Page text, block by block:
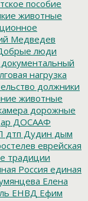
пособие
животные
Медведев
люди
документальный
нагрузка
должники
животные
дорожные
ДОСААФ
дтп Дудин дым
еврейская
традиции
Россия единая
Елена
ЕНВД Ефим